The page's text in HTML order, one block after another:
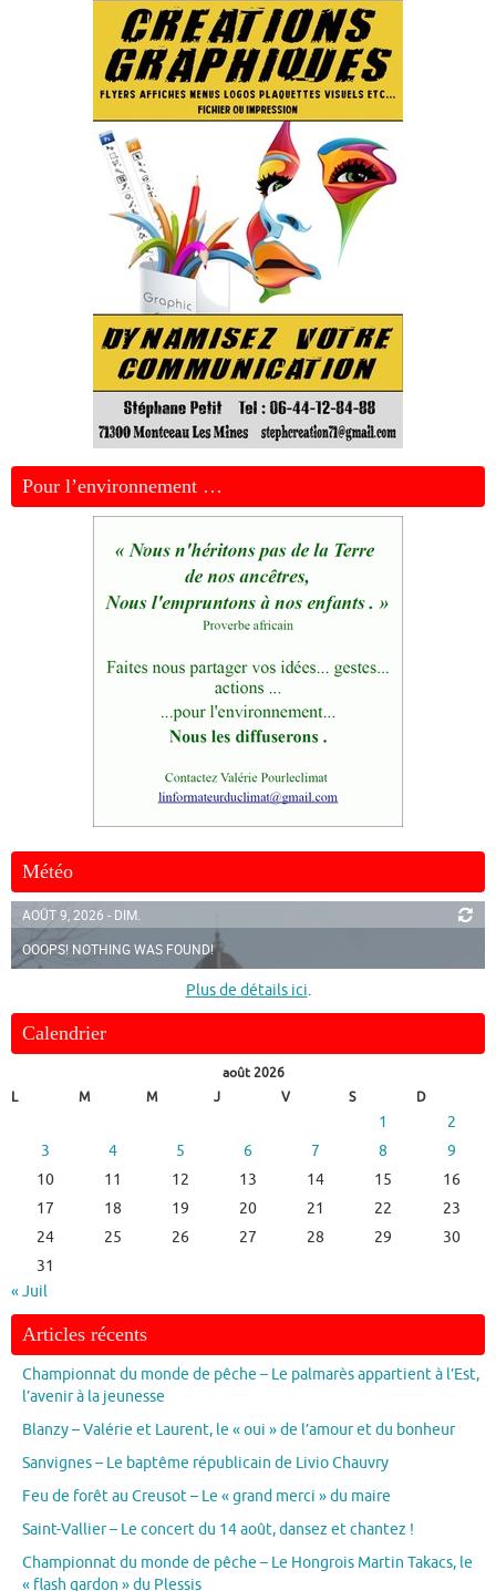
Pour l’environnement …
Météo
AOÛT 9, 2026 - DIM.
OOOPS! NOTHING WAS FOUND!
Plus de détails ici.
Calendrier
août 2026
L
M M J V S D
1
2
3
4 5 6 7 8
9
10
11 12 13 14 15
16
17
18 19 20 21 22
23
24
25 26 27 28 29
30
31
« Juil
Articles récents
Championnat du monde de pêche – Le palmarès appartient à l’Est,
l’avenir à la jeunesse
Blanzy – Valérie et Laurent, le « oui » de l’amour et du bonheur
Sanvignes – Le baptême républicain de Livio Chauvry
Feu de forêt au Creusot – Le « grand merci » du maire
Saint-Vallier – Le concert du 14 août, dansez et chantez !
Championnat du monde de pêche – Le Hongrois Martin Takacs, le
« flash gardon » du Plessis